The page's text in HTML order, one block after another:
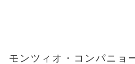
モンツィオ・コンパニ